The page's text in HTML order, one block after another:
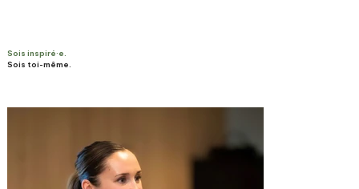
Sois inspiré·e.
Sois toi-même.